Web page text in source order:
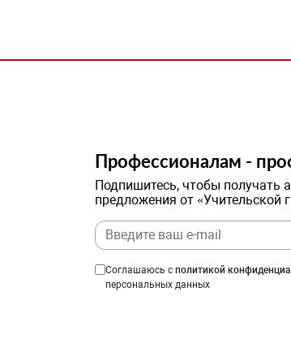
Профессионалам -
Подпишитесь, чтобы получать
предложения от «Учительской
Соглашаюсь с политикой
персональных данных